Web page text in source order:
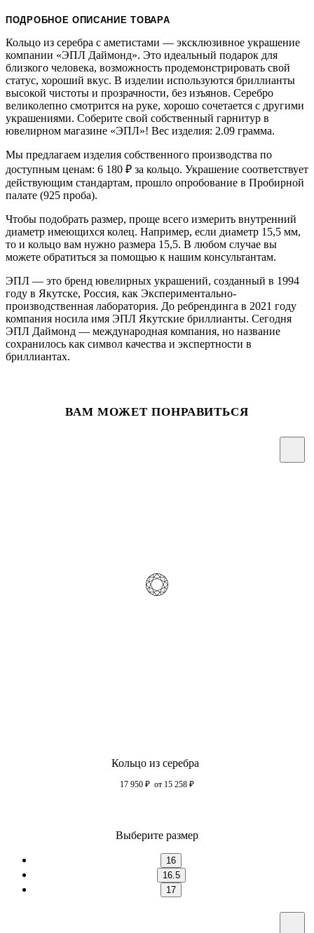
ПОДРОБНОЕ ОПИСАНИЕ ТОВАРА
Кольцо из серебра с аметистами — эксклюзивное украшение
компании «ЭПЛ Даймонд». Это идеальный подарок для
близкого человека, возможность продемонстрировать свой
статус, хороший вкус. В изделии используются бриллианты
высокой чистоты и прозрачности, без изъянов. Серебро
великолепно смотрится на руке, хорошо сочетается с другими
украшениями. Соберите свой собственный гарнитур в
ювелирном магазине «ЭПЛ»! Вес изделия: 2.09 грамма.
Мы предлагаем изделия собственного производства по
доступным ценам: 6 180 ₽ за кольцо. Украшение соответствует
действующим стандартам, прошло опробование в Пробирной
палате (925 проба).
Чтобы подобрать размер, проще всего измерить внутренний
диаметр имеющихся колец. Например, если диаметр 15,5 мм,
то и кольцо вам нужно размера 15,5. В любом случае вы
можете обратиться за помощью к нашим консультантам.
ЭПЛ — это бренд ювелирных украшений, созданный в 1994
году в Якутске, Россия, как Экспериментально-
производственная лаборатория. До ребрендинга в 2021 году
компания носила имя ЭПЛ Якутские бриллианты. Сегодня
ЭПЛ Даймонд — международная компания, но название
сохранилось как символ качества и экспертности в
бриллиантах.
ВАМ МОЖЕТ ПОНРАВИТЬСЯ
Кольцо из серебра
17 950 ₽ от 15 258 ₽
Выберите размер
16
16.5
17